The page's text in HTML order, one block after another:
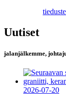
Uutiset
jalanjälkemme,
2026-07-20